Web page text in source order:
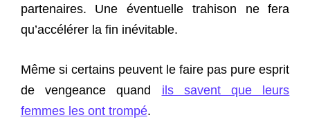
partenaires. Une éventuelle trahison ne fera
qu’accélérer la fin inévitable.
Même si certains peuvent le faire pas pure esprit
de vengeance quand ils savent que leurs
femmes les ont trompé.